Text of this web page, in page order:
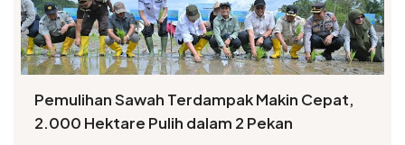
Pemulihan Sawah Terdampak Makin Cepat,
2.000 Hektare Pulih dalam 2 Pekan